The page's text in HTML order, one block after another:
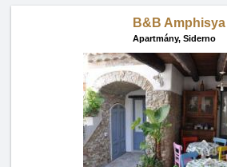
B&B Amphisya
Apartmány, Siderno